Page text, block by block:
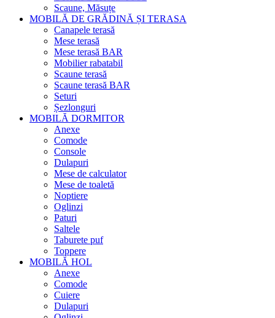
Scaune, Măsuțe
MOBILĂ DE GRĂDINĂ ȘI TERASA
Canapele terasă
Mese terasă
Mese terasă BAR
Mobilier rabatabil
Scaune terasă
Scaune terasă BAR
Seturi
Șezlonguri
MOBILĂ DORMITOR
Anexe
Comode
Console
Dulapuri
Mese de calculator
Mese de toaletă
Noptiere
Oglinzi
Paturi
Saltele
Taburete puf
Toppere
MOBILĂ HOL
Anexe
Comode
Cuiere
Dulapuri